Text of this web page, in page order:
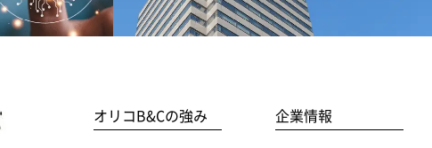
オリコB&Cの強み 企業情報